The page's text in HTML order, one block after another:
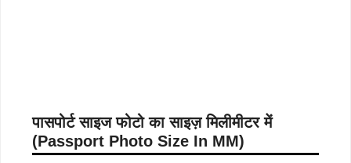
पासपोर्ट साइज फोटो का साइज़ मिलीमीटर में
(Passport Photo Size In MM)